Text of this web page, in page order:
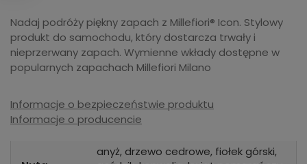
Nadaj podróży piękny zapach z Millefiori® Icon. Stylowy
produkt do samochodu, który dostarcza trwały i
nieprzerwany zapach. Wymienne wkłady dostępne w
popularnych zapachach Millefiori Milano
Informacje o bezpieczeństwie produktu
Informacje o producencie
anyż, drzewo cedrowe, fiołek górski,